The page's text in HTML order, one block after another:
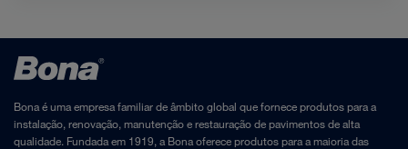
Bona é uma empresa familiar de âmbito global que fornece produtos para a
instalação, renovação, manutenção e restauração de pavimentos de alta
qualidade. Fundada em 1919, a Bona oferece produtos para a maioria das